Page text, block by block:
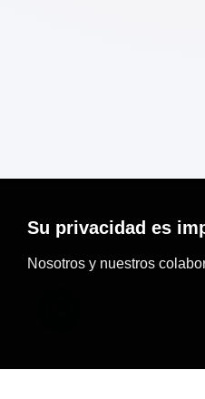
Su privacidad es
Nosotros y nuestros